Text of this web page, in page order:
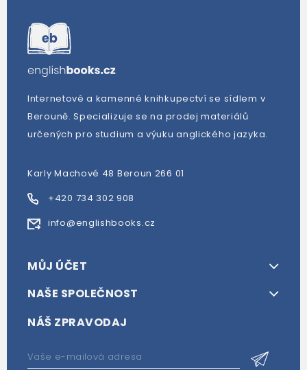
Internetové a kamenné knihkupectví se sídlem v
Berouně. Specializuje se na prodej materiálů
určených pro studium a výuku anglického jazyka.
Karly Machové 48 Beroun 266 01
+420 734 302 908
info@englishbooks.cz
MŮJ ÚČET
NAŠE SPOLEČNOST
NÁŠ ZPRAVODAJ